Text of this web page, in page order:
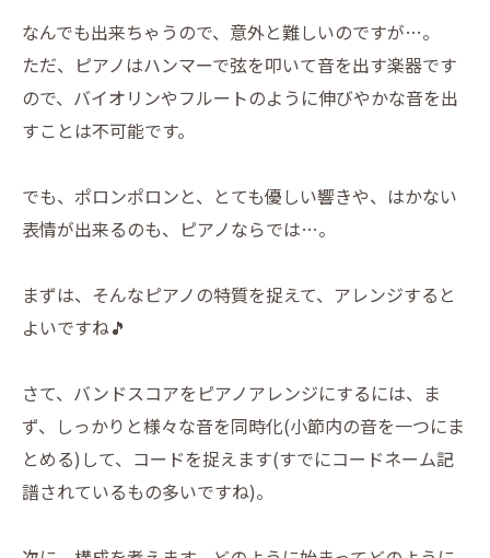
なんでも出来ちゃうので、意外と難しいのですが…。
ただ、ピアノはハンマーで弦を叩いて音を出す楽器です
ので、バイオリンやフルートのように伸びやかな音を出
すことは不可能です。
でも、ポロンポロンと、とても優しい響きや、はかない
表情が出来るのも、ピアノならでは…。
まずは、そんなピアノの特質を捉えて、アレンジすると
よいですね🎵
さて、バンドスコアをピアノアレンジにするには、ま
ず、しっかりと様々な音を同時化(小節内の音を一つにま
とめる)して、コードを捉えます(すでにコードネーム記
譜されているもの多いですね)。